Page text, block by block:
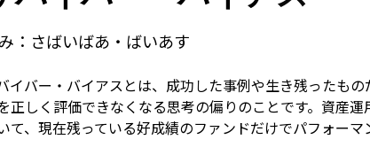
： さばいばあ・ばいあす
イバー・バイアスとは、成功した事例や生き残ったも
正しく評価できなくなる思考の偏りのことです。資産
て、現在残っている好成績のファンドだけでパフォー